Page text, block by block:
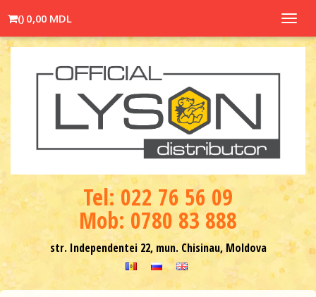
() 0,00 MDL
Теl: 022 76 56 09
Mob: 0780 83 888
str. Independentei 22, mun. Chisinau, Moldova